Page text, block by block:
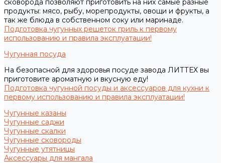
сковорода позволяют приготовить на них самые разные
продукты: мясо, рыбу, морепродукты, овощи и фрукты, а
так же блюда в собственном соку или маринаде.
Подготовка чугунных решеток гриль к первому
использованию и правила эксплуатации!
Чугунная посуда
На безопасной для здоровья посуде завода ЛИТТЕХ вы
приготовите ароматную и вкусную еду!
Подготовка чугунной посуды и аксессуаров для кухни к
первому использованию и правила эксплуатации!
Чугунные казаны
Чугунные саджи
Чугунные скалки
Чугунные сковороды
Чугунные утятницы
Аксессуары для мангала